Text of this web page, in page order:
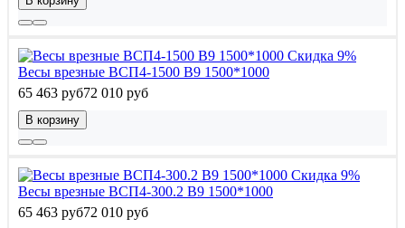
Скидка 9%
Весы врезные ВСП4-1500 В9 1500*1000
65 463 руб72 010 руб
В корзину
Скидка 9%
Весы врезные ВСП4-300.2 В9 1500*1000
65 463 руб72 010 руб